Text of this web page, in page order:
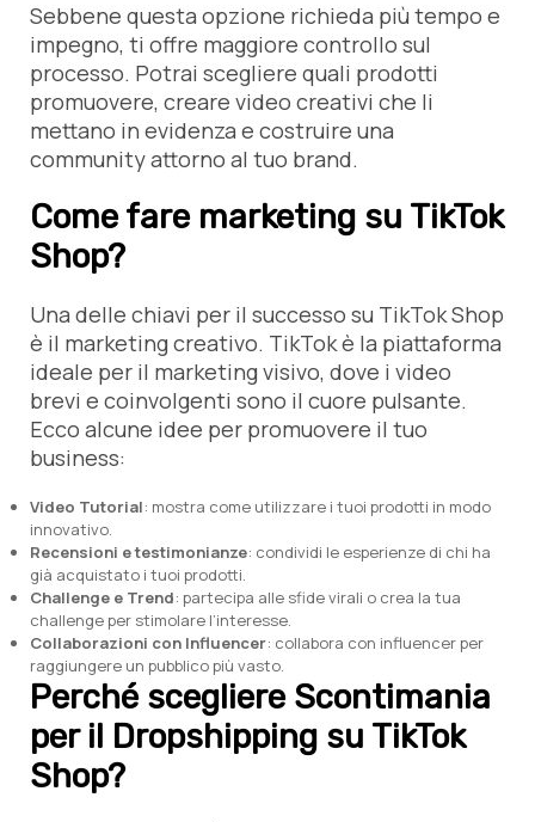
Sebbene questa opzione richieda più tempo e
impegno, ti offre maggiore controllo sul
processo. Potrai scegliere quali prodotti
promuovere, creare video creativi che li
mettano in evidenza e costruire una
community attorno al tuo brand.
Come fare marketing su TikTok
Shop?
Una delle chiavi per il successo su TikTok Shop
è il marketing creativo. TikTok è la piattaforma
ideale per il marketing visivo, dove i video
brevi e coinvolgenti sono il cuore pulsante.
Ecco alcune idee per promuovere il tuo
business:
Video Tutorial: mostra come utilizzare i tuoi prodotti in modo
innovativo.
Recensioni e testimonianze: condividi le esperienze di chi ha
già acquistato i tuoi prodotti.
Challenge e Trend: partecipa alle sfide virali o crea la tua
challenge per stimolare l’interesse.
Collaborazioni con Influencer: collabora con influencer per
raggiungere un pubblico più vasto.
Perché scegliere Scontimania
per il Dropshipping su TikTok
Shop?